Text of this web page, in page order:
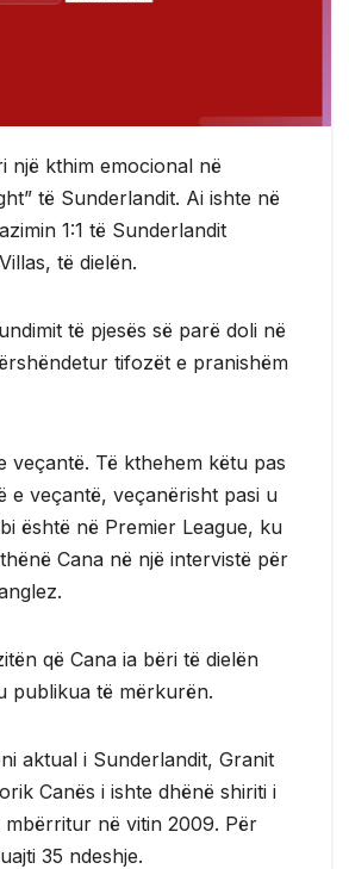
një kthim emocional në
të Sunderlandit. Ai ishte në
1:1 të Sunderlandit
të dielën.
të pjesës së parë doli në
tifozët e pranishëm
veçantë. Të kthehem këtu pas
e veçantë, veçanërisht pasi u
është në Premier League, ku
Cana në një intervistë për
që Cana ia bëri të dielën
publikua të mërkurën.
aktual i Sunderlandit, Granit
Canës i ishte dhënë shiriti i
mbërritur në vitin 2009. Për
35 ndeshje.